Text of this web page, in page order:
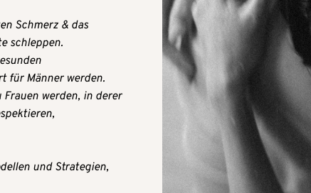
Schmerz & das
schleppen.
für Männer werden.
werden, in derer
und Strategien,